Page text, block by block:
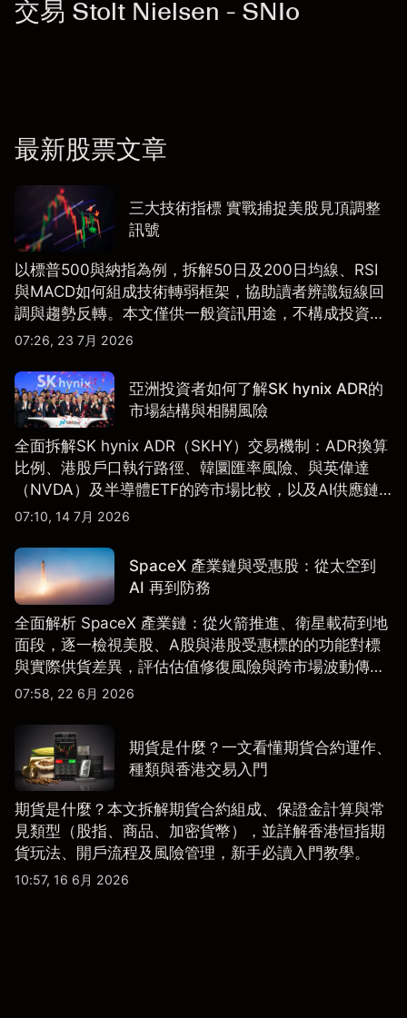
交易 Stolt Nielsen - SNIo
最新股票文章
三大技術指標 實戰捕捉美股見頂調整
訊號
以標普500與納指為例，拆解50日及200日均線、RSI
與MACD如何組成技術轉弱框架，協助讀者辨識短線回
調與趨勢反轉。本文僅供一般資訊用途，不構成投資研
究、投資建議或任何交易推薦。
07:26, 23 7月 2026
亞洲投資者如何了解SK hynix ADR的
市場結構與相關風險
全面拆解SK hynix ADR（SKHY）交易機制：ADR換算
比例、港股戶口執行路徑、韓圜匯率風險、與英偉達
（NVDA）及半導體ETF的跨市場比較，以及AI供應鏈
配置框架，適合香港及亞洲投資者參考。
07:10, 14 7月 2026
SpaceX 產業鏈與受惠股：從太空到
AI 再到防務
全面解析 SpaceX 產業鏈：從火箭推進、衛星載荷到地
面段，逐一檢視美股、A股與港股受惠標的的功能對標
與實際供貨差異，評估估值修復風險與跨市場波動傳
導。
07:58, 22 6月 2026
期貨是什麼？一文看懂期貨合約運作、
種類與香港交易入門
期貨是什麼？本文拆解期貨合約組成、保證金計算與常
見類型（股指、商品、加密貨幣），並詳解香港恒指期
貨玩法、開戶流程及風險管理，新手必讀入門教學。
10:57, 16 6月 2026